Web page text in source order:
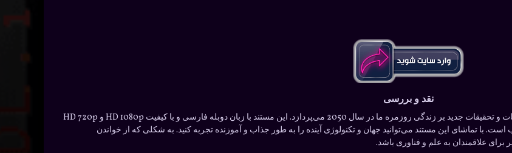
نقد و بررسی
مستند “رویای آینده” یک مستند جذاب و مفید است که به بررسی اکتشافات و تحقیقات جدید بر زندگی روزمره ما در سال 2050 می‌پردازد. این مستند با زبان دوبله فارسی و با کیفیت HD 1080p و HD 720p
است و حجم آن نیز مناسب است. با تماشای این مستند می‌توانید جهان و تکنولوژی آینده را به طور جذاب و آموزنده تجربه کنید. به شکلی که از خواندن
علاقمندان به علم و فناوری باشد.